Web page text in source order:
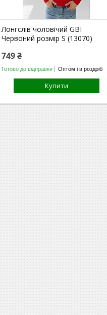
Лонгслів чоловічий GBI
Червоний розмір S (13070)
749 ₴
Готово до відправки Оптом і в роздріб
Купити